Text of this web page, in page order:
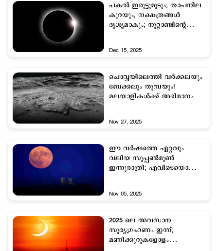
പകല്‍ ഇരുട്ടുമൂടും; താപനില
കുറയും, നക്ഷത്രങ്ങള്‍
ദൃശ്യമാകും; നൂറ്റാണ്ടിന്‍റെ
Dec 15, 2025
ചൊവ്വയിലെത്തി വര്‍ക്കലയും
ബേക്കലും തുമ്പയും!
മലയാളികള്‍ക്ക് അഭിമാനം
Nov 27, 2025
ഈ വര്‍ഷത്തെ ഏറ്റവും
വലിയ സൂപ്പണ്‍മൂണ്‍
ഇന്നുരാത്രി; എവിടെയൊക്കെ
Nov 05, 2025
2025 ലെ അവസാന
സൂര്യഗ്രഹണം ഇന്ന്;
മണിക്കൂറുകളോളം